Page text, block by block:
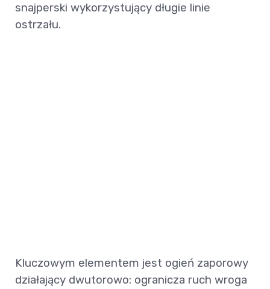
snajperski wykorzystujący długie linie
ostrzału.
Kluczowym elementem jest ogień zaporowy
działający dwutorowo: ogranicza ruch wroga